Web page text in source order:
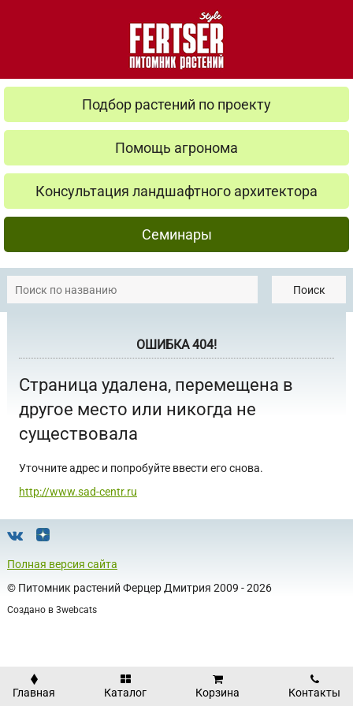
Подбор растений по проекту
Помощь агронома
Консультация ландшафтного архитектора
Семинары
Поиск
ОШИБКА 404!
Страница удалена, перемещена в
другое место или никогда не
существовала
Уточните адрес и попробуйте ввести его снова.
http://www.sad-centr.ru
Полная версия сайта
© Питомник растений Ферцер Дмитрия 2009 - 2026
Создано в 3webcats
Главная Каталог Корзина Контакты